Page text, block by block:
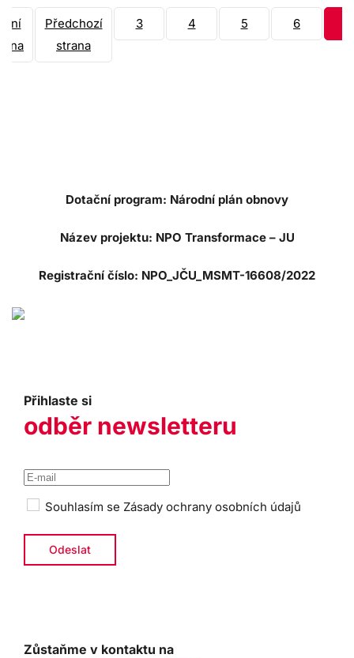
Předchozí
strana
3 4 5 6
Dotační program: Národní plán obnovy
Název projektu: NPO Transformace – JU
Registrační číslo: NPO_JČU_MSMT-16608/2022
Přihlaste si
odběr newsletteru
Souhlasím se Zásady ochrany osobních údajů
Zůstaňme v kontaktu na